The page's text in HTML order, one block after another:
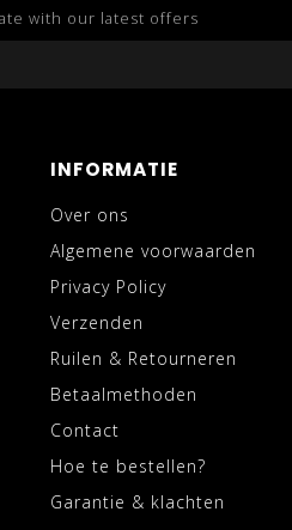
with our latest offers
INFORMATIE
Over ons
Algemene voorwaarden
Privacy Policy
Verzenden
Ruilen & Retourneren
Betaalmethoden
Contact
Hoe te bestellen?
Garantie & klachten